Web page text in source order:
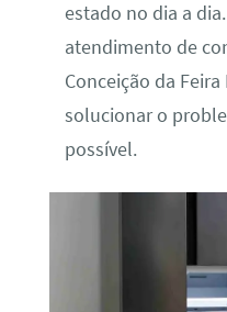
estado no dia a
atendimento de
Conceição da
solucionar o
possível.